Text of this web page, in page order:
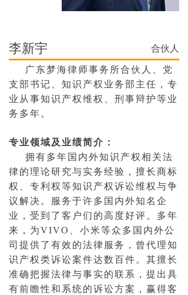
广东梦海律师事务所合伙人、党
支部书记、知识产权业务部主任，专
业从事知识产权维权、刑事辩护等业
务多年。
专业领域及业绩简介：
拥有多年国内外知识产权相关法
律的理论研究与实务经验，擅长商标
权、专利权等知识产权诉讼维权与争
议解决。服务于许多国内外知名企
业，受到了客户们的高度好评。多年
来，为VIVO、小米等众多国内外公
司提供了有效的法律服务，曾代理知
识产权类诉讼案件达数百件。其擅长
准确把握法律与事实的联系，提出具
有前瞻性和系统的诉讼方案，赢得客
李新宇 合伙人